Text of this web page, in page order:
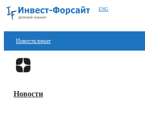
ENG
Инвестклимат
Финансы
Блокчейн
Новости